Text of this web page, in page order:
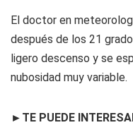
El doctor en
después de los 21
ligero descenso y se
nubosidad muy variable.
►TE PUEDE